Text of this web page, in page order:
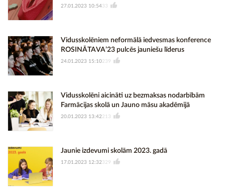
27.01.2023 10:5433
Vidusskolēniem neformālā iedvesmas konference
ROSINĀTAVA’23 pulcēs jauniešu līderus
24.01.2023 15:10239
Vidusskolēni aicināti uz bezmaksas nodarbībām
Farmācijas skolā un Jauno māsu akadēmijā
20.01.2023 13:42 213
Jaunie izdevumi skolām 2023. gadā
17.01.2023 12:32 329